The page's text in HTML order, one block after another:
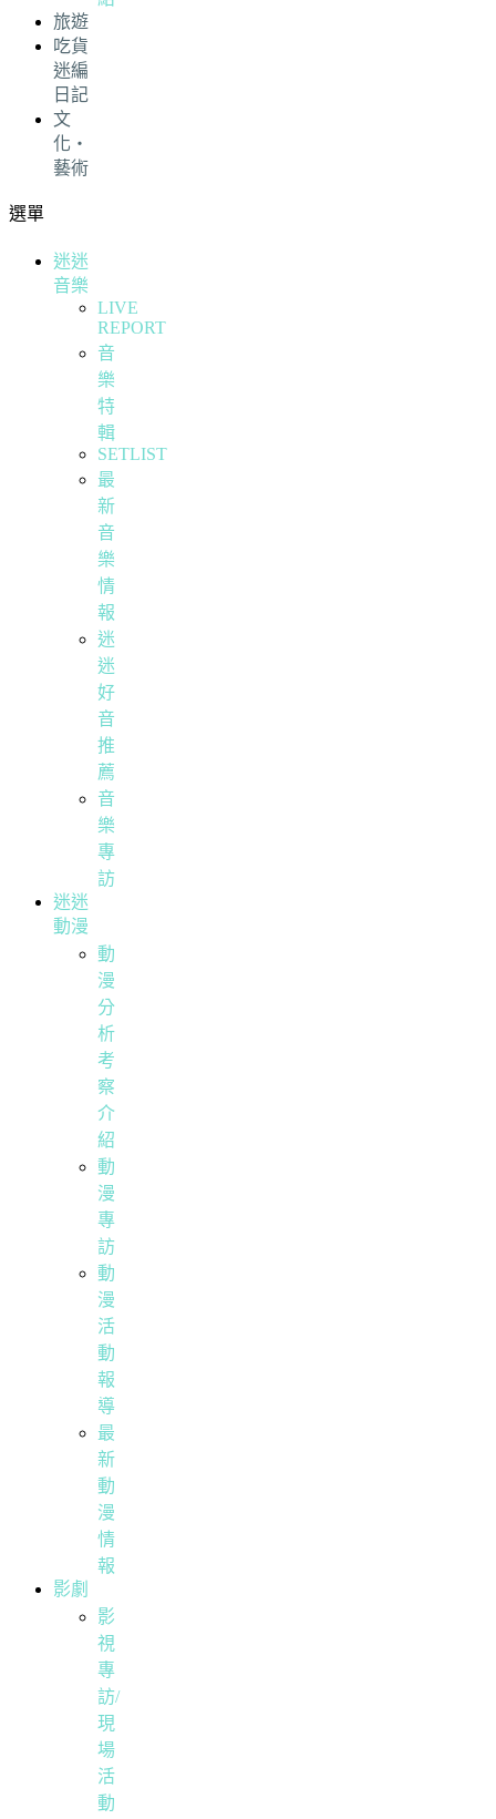
旅遊
吃貨
迷編
日記
文
化・
藝術
選單
迷迷
音樂
LIVE
REPORT
音
樂
特
輯
SETLIST
最
新
音
樂
情
報
迷
迷
好
音
推
薦
音
樂
專
訪
迷迷
動漫
動
漫
分
析
考
察
介
紹
動
漫
專
訪
動
漫
活
動
報
導
最
新
動
漫
情
報
影劇
影
視
專
訪/
現
場
活
動